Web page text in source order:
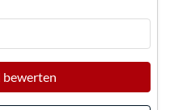
bewerten